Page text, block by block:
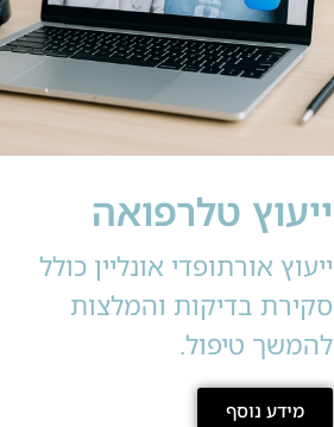
ייעוץ טלרפואה
ייעוץ אורתופדי אונליין כולל
סקירת בדיקות והמלצות
להמשך טיפול.
מידע נוסף